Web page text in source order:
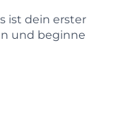
ist dein erster
und beginne